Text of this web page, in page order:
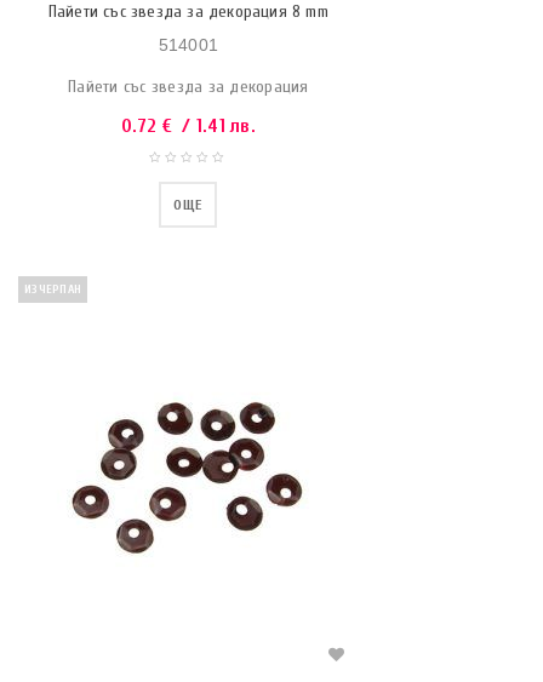
Пайети със звезда за декорация 8 mm
514001
Пайети със звезда за декорация
0.72 € / 1.41 лв.
ОЩЕ
ИЗЧЕРПАН